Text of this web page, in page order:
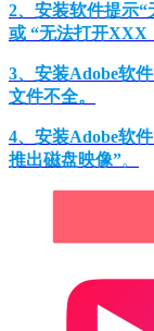
2、安装软件提示
或 “无法打开XXX
3、安装Adobe软
文件不全。
4、安装Adobe软
推出磁盘映像”。